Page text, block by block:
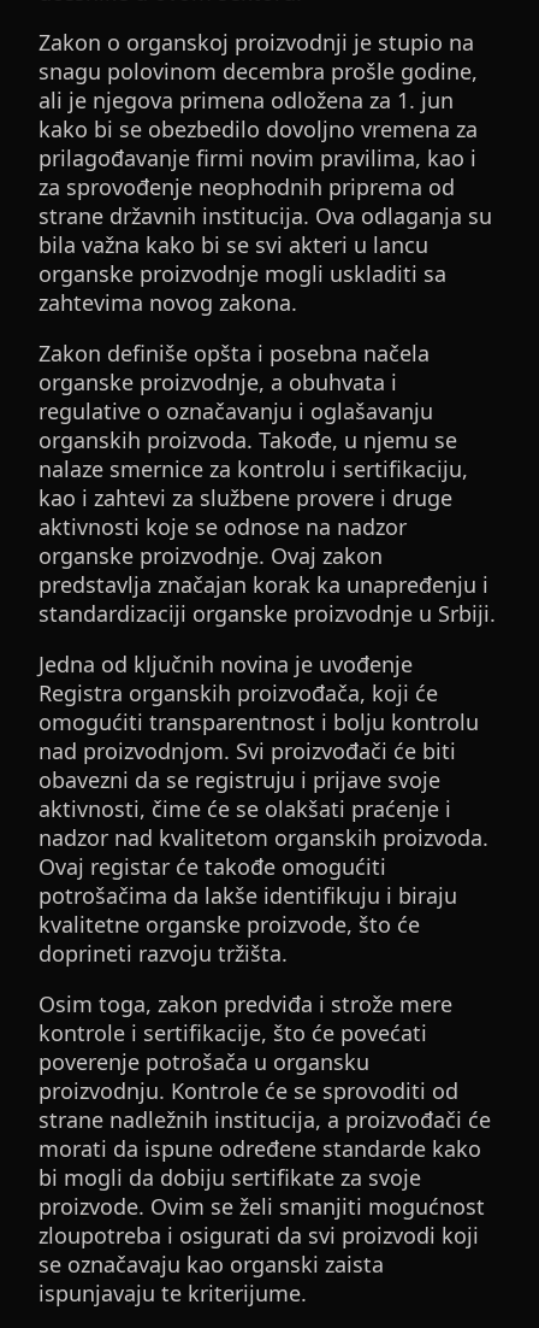
Zakon o organskoj proizvodnji je stupio na
snagu polovinom decembra prošle godine,
ali je njegova primena odložena za 1. jun
kako bi se obezbedilo dovoljno vremena za
prilagođavanje firmi novim pravilima, kao i
za sprovođenje neophodnih priprema od
strane državnih institucija. Ova odlaganja su
bila važna kako bi se svi akteri u lancu
organske proizvodnje mogli uskladiti sa
zahtevima novog zakona.
Zakon definiše opšta i posebna načela
organske proizvodnje, a obuhvata i
regulative o označavanju i oglašavanju
organskih proizvoda. Takođe, u njemu se
nalaze smernice za kontrolu i sertifikaciju,
kao i zahtevi za službene provere i druge
aktivnosti koje se odnose na nadzor
organske proizvodnje. Ovaj zakon
predstavlja značajan korak ka unapređenju i
standardizaciji organske proizvodnje u Srbiji.
Jedna od ključnih novina je uvođenje
Registra organskih proizvođača, koji će
omogućiti transparentnost i bolju kontrolu
nad proizvodnjom. Svi proizvođači će biti
obavezni da se registruju i prijave svoje
aktivnosti, čime će se olakšati praćenje i
nadzor nad kvalitetom organskih proizvoda.
Ovaj registar će takođe omogućiti
potrošačima da lakše identifikuju i biraju
kvalitetne organske proizvode, što će
doprineti razvoju tržišta.
Osim toga, zakon predviđa i strože mere
kontrole i sertifikacije, što će povećati
poverenje potrošača u organsku
proizvodnju. Kontrole će se sprovoditi od
strane nadležnih institucija, a proizvođači će
morati da ispune određene standarde kako
bi mogli da dobiju sertifikate za svoje
proizvode. Ovim se želi smanjiti mogućnost
zloupotreba i osigurati da svi proizvodi koji
se označavaju kao organski zaista
ispunjavaju te kriterijume.